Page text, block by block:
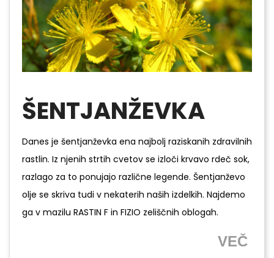
ŠENTJANŽEVKA
Danes je šentjanževka ena najbolj raziskanih zdravilnih
rastlin. Iz njenih strtih cvetov se izloči krvavo rdeč sok,
razlago za to ponujajo različne legende. Šentjanževo
olje se skriva tudi v nekaterih naših izdelkih. Najdemo
ga v mazilu RASTIN F in FIZIO zeliščnih oblogah.
VEČ